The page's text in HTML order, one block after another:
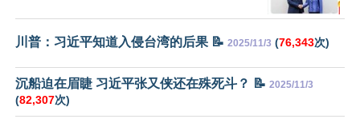
川普：习近平知道入侵台湾的后果 📝 2025/11/3 (76,343次)
沉船迫在眉睫 习近平张又侠还在殊死斗？ 📝 2025/11/3
(82,307次)